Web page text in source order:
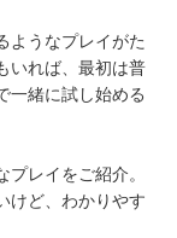
ようなプレイがた
いれば、最初は普
一緒に試し始める
レイをご紹介。
けど、わかりやす